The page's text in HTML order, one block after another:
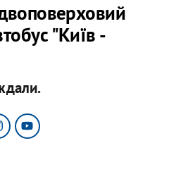
"Київ -